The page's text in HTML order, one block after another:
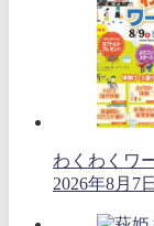
わくわくワ
2026年8月7日